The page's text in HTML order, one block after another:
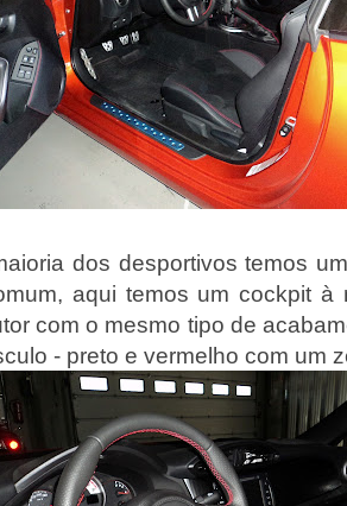
dos desportivos temos
aqui temos um cockpit à
com o mesmo tipo de
- preto e vermelho com um